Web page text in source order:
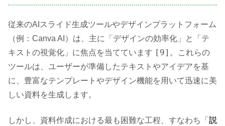
従来のAIスライド生成ツールやデザインプラットフォーム
（例：Canva AI）は、主に「デザインの効率化」と「テ
キストの視覚化」に焦点を当てています [9] 。これらの
ツールは、ユーザーが準備したテキストやアイデアを基
に、豊富なテンプレートやデザイン機能を用いて迅速に美
しい資料を生成します。
しかし、資料作成における最も困難な工程、すなわち「 説